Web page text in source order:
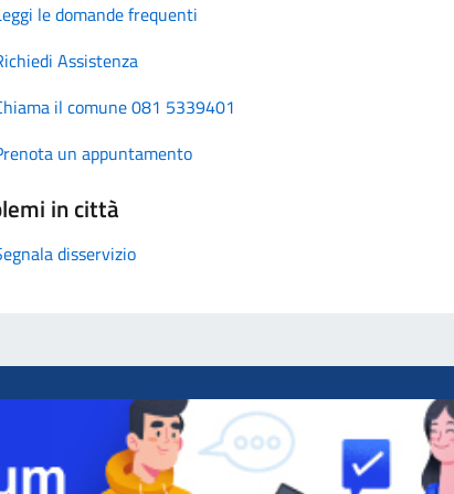
le domande frequenti
Assistenza
il comune 081 5339401
un appuntamento
in città
disservizio